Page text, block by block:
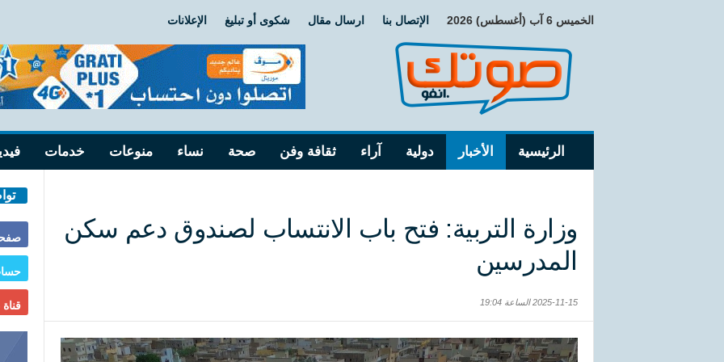
الخميس 6 آب (أغسطس) 2026 الإتصال بنا ارسال مقال شكوى أو تبليغ الإعلانات
الرئيسية الأخبار دولية آراء ثقافة وفن صحة نساء منوعات خدمات
وزارة التربية: فتح باب الانتساب لصندوق دعم سكن
المدرسين
2025-11-15 الساعة 19:04